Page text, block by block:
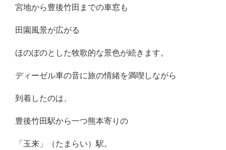
宮地から豊後竹田までの車窓も
田園風景が広がる
ほのぼのとした牧歌的な景色が続きます。
ディーゼル車の音に旅の情緒を満喫しながら
到着したのは、
豊後竹田駅から一つ熊本寄りの
「玉来」（たまらい）駅。